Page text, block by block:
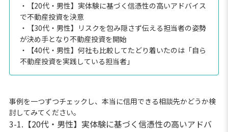
・【20代・男性】実体験に基づく信憑性の高いアドバイス
で不動産投資を決意
・【30代・男性】リスクを包み隠さず伝える担当者の姿勢
が決め手となり不動産投資を開始
・【40代・男性】何社も比較してたどり着いたのは「自ら
不動産投資を実践している担当者」
事例を一つずつチェックし、本当に信用できる相談先かどうか検
討してみてください。
3-1.【20代・男性】実体験に基づく信憑性の高いアドバ